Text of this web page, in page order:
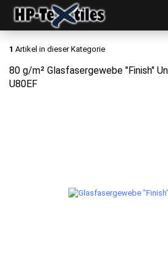
1 Artikel in dieser Kategorie
80 g/m² Glasfasergewebe "Finish"
U80EF